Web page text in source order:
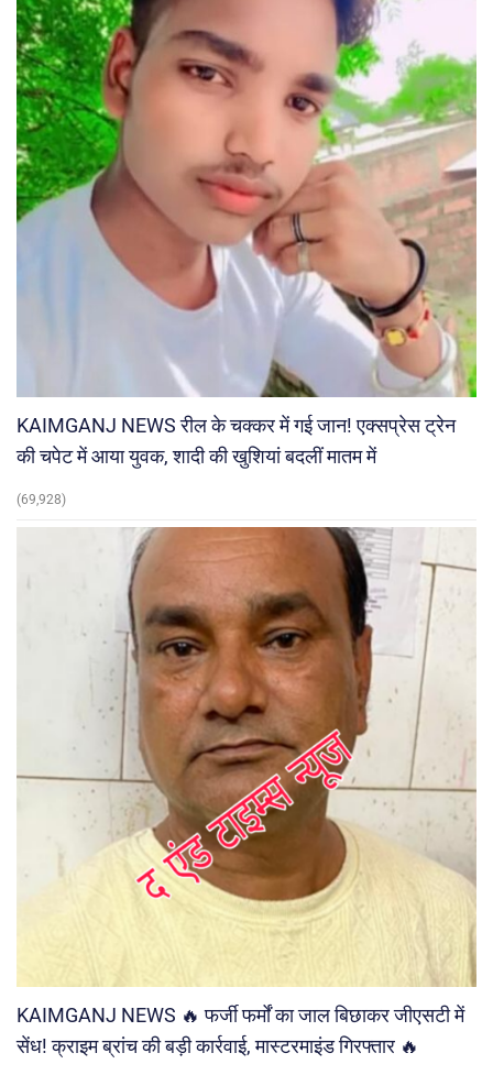
KAIMGANJ NEWS रील के चक्कर में गई जान! एक्सप्रेस ट्रेन
की चपेट में आया युवक, शादी की खुशियां बदलीं मातम में
(69,928)
KAIMGANJ NEWS 🔥 फर्जी फर्मों का जाल बिछाकर जीएसटी में
सेंध! क्राइम ब्रांच की बड़ी कार्रवाई, मास्टरमाइंड गिरफ्तार 🔥